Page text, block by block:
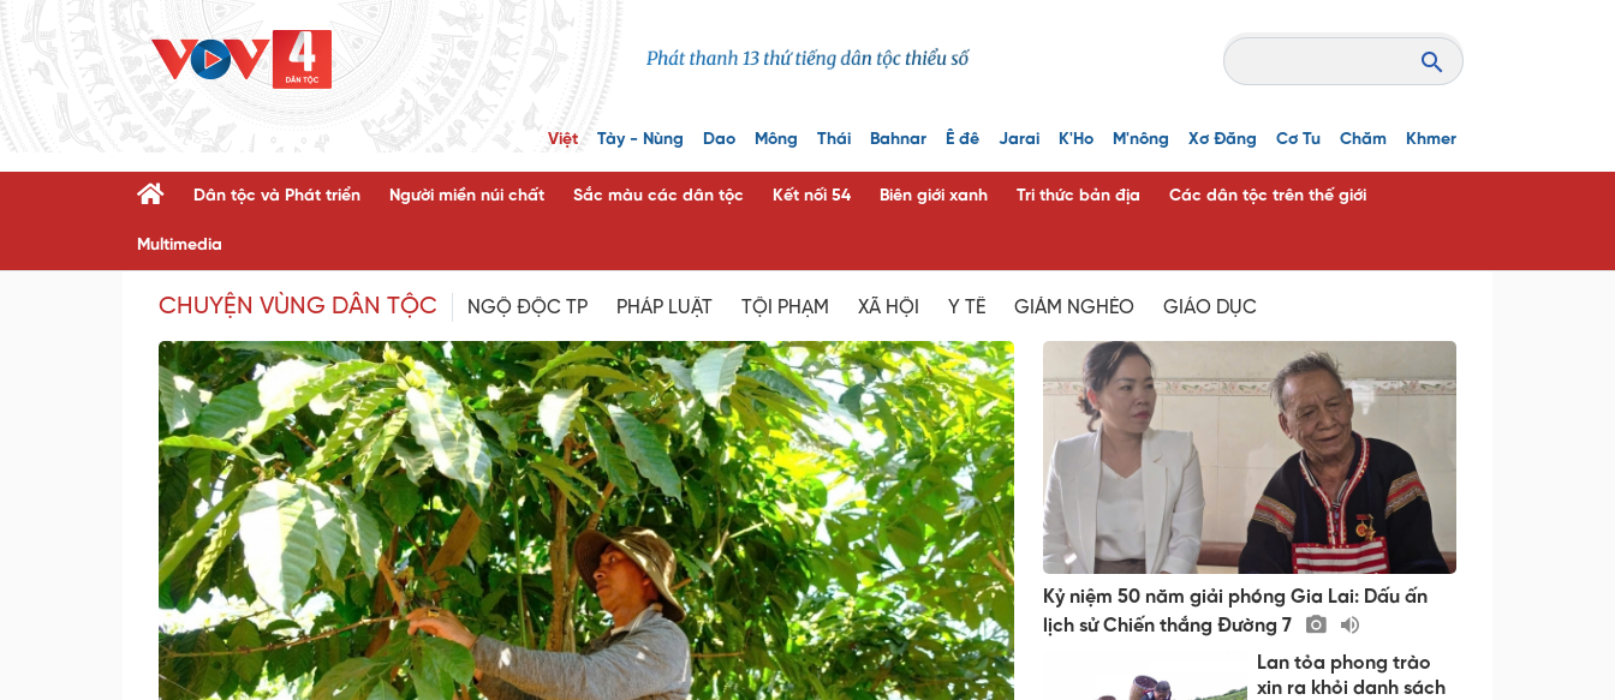
Việt Tày - Nùng Dao Mông Thái Bahnar Ê đê Jarai K'Ho M'nông Xơ Đăng Cơ Tu Chăm Khmer
Dân tộc và Phát triển Người miền núi chất Sắc màu các dân tộc Kết nối 54 Biên giới xanh Tri thức bản địa Các dân tộc trên thế giới
Multimedia
CHUYỆN VÙNG DÂN TỘC NGỘ ĐỘC TP PHÁP LUẬT TỘI PHẠM XÃ HỘI Y TẾ GIẢM NGHÈO GIÁO DỤC
Kỷ niệm 50 năm giải phóng Gia Lai: Dấu ấn
lịch sử Chiến thắng Đường 7
Lan tỏa phong trào
xin ra khỏi danh sách